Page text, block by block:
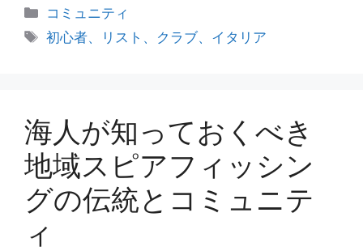
カ
テ
コミュニティ
タ
初心者、リスト、クラブ、イタリア
海人が知っておくべき
地域スピアフィッシン
グの伝統とコミュニテ
ィ